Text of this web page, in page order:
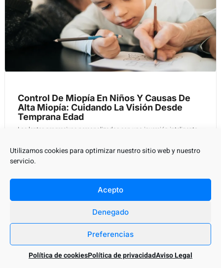
Utilizamos cookies para optimizar nuestro sitio web y nuestro
servicio.
Acepto
Denegado
Preferencias
Política de cookiesPolítica de privacidadAviso Legal
Control De Miopía En Niños Y Causas De
Alta Miopía: Cuidando La Visión Desde
Temprana Edad
Las lentes progresivas personalizadas son una inversión inteligente